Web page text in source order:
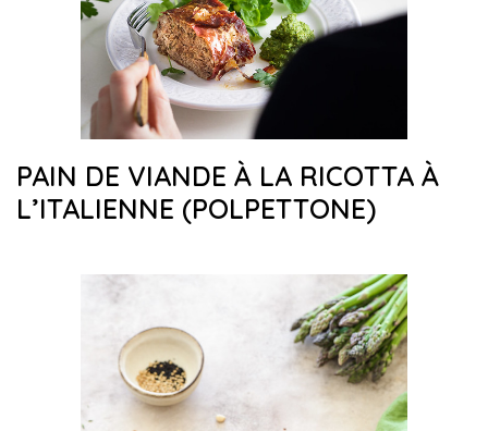
PAIN DE VIANDE À LA RICOTTA À
L’ITALIENNE (POLPETTONE)